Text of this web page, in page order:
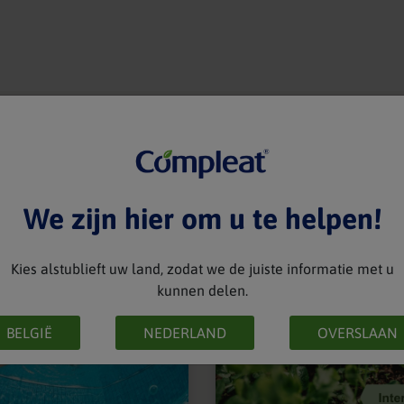
ook op
We zijn hier om u te helpen!
Kies alstublieft uw land, zodat we de juiste informatie met u
kunnen delen.
BELGIË NEDERLAND OVERSLAAN